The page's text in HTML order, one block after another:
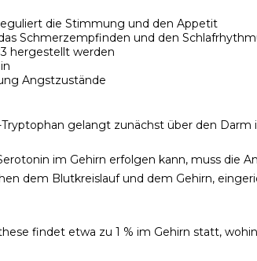
die Stimmung und den Appetit
Schmerzempfinden und den
hergestellt werden
Angstzustände
gelangt zunächst über den Darm
im Gehirn erfolgen kann, muss die
dem Blutkreislauf und dem Gehirn,
findet etwa zu 1 % im Gehirn statt,